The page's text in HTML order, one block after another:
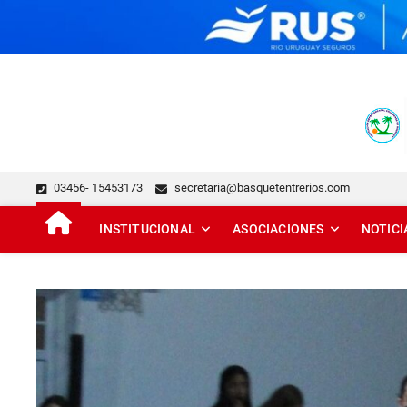
FEDERACIÓN DE
03456- 15453173 secretaria@basquetentrerios.com
INSTITUCIONAL ASOCIACIONES